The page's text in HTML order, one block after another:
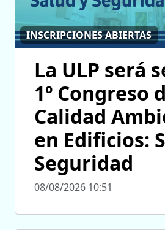
INSCRIPCIONES ABIERTAS
La ULP será
1º Congreso
Calidad
en Edificios:
Seguridad
08/08/2026 10:51